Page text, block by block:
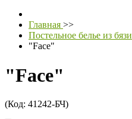
Главная >>
Постельное белье из бязи
"Face"
"Face"
(Код: 41242-БЧ)